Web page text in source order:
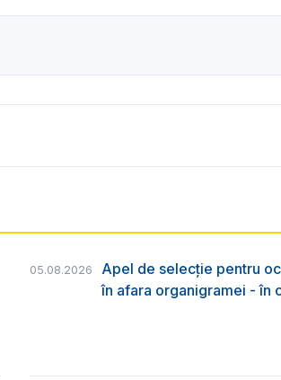
05.08.2026
Apel de selecție pentru
în afara organigramei - în